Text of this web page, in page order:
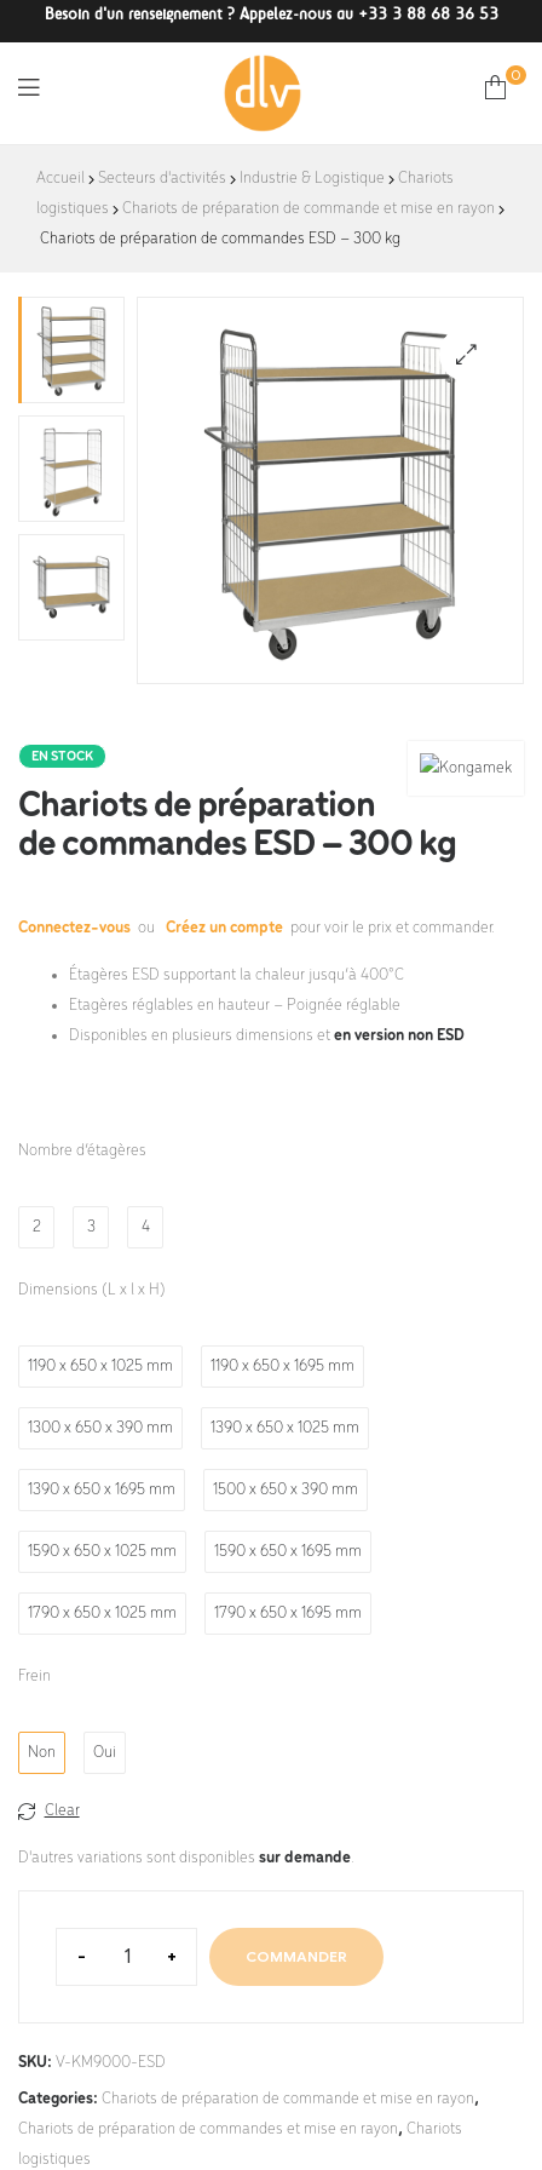
Besoin d'un renseignement ? Appelez-nous au +33 3 88 68 36 53
DLV-
France
0
Accueil Secteurs d'activités Industrie & Logistique
Chariots
logistiques
Chariots de préparation de commande et mise en rayon
Chariots de préparation de commandes ESD – 300 kg
EN STOCK
Chariots de préparation
de commandes ESD – 300 kg
Connectez-vous ou Créez un compte pour voir le prix et commander.
Étagères ESD supportant la chaleur jusqu’à 400°C
Etagères réglables en hauteur – Poignée réglable
Disponibles en plusieurs dimensions et en version non ESD
Nombre d’étagères
2 3 4
Dimensions (L x l x H)
1190 x 650 x 1025 mm 1190 x 650 x 1695 mm
1300 x 650 x 390 mm 1390 x 650 x 1025 mm
1390 x 650 x 1695 mm 1500 x 650 x 390 mm
1590 x 650 x 1025 mm 1590 x 650 x 1695 mm
1790 x 650 x 1025 mm 1790 x 650 x 1695 mm
Frein
Non Oui
Clear
D'autres variations sont disponibles sur demande.
- + COMMANDER
SKU: V-KM9000-ESD
Categories: Chariots de préparation de commande et mise en rayon,
Chariots de préparation de commandes et mise en rayon, Chariots
logistiques